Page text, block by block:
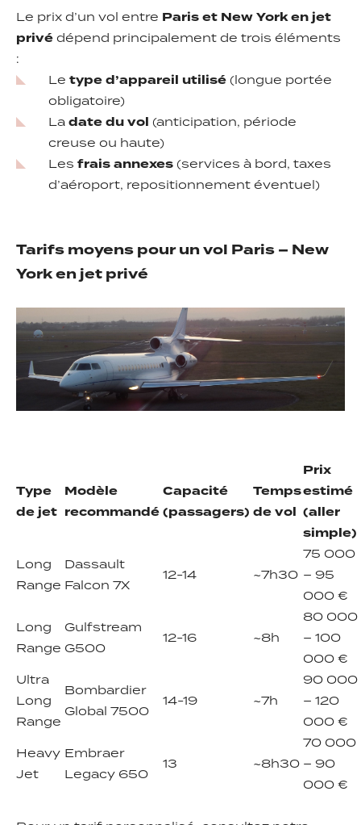
Le prix d’un vol entre Paris et New York en jet
privédépend principalement de trois éléments
:
Le type d’appareil utilisé (longue portée
obligatoire)
Ladate du vol (anticipation, période
creuse ou haute)
Les frais annexes (services à bord, taxes
d’aéroport, repositionnement éventuel)
Tarifs moyens pour un vol Paris – New
York en jet privé
Type
de jet
Modèle
recommandé
Capacité
(passagers)
Temps
de vol
Prix
estimé
(aller
simple)
Long
Range
Dassault
Falcon 7X
12-14 ~7h30
75 000
– 95
000 €
Long
Range
Gulfstream
G500
12-16 ~8h
80 000
– 100
000 €
Ultra
Long
Range
Bombardier
Global 7500
14-19 ~7h
90 000
– 120
000 €
Heavy
Jet
Embraer
Legacy 650
13 ~8h30
70 000
– 90
000 €